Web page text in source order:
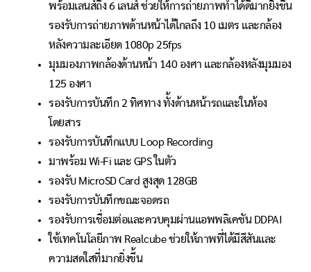
พร้อมเลนส์ถึง 6 เลนส์ ช่วยให้การถ่ายภาพทำได้ดีมากยิ่งขึ้น
รองรับการถ่ายภาพด้านหน้าได้ไกลถึง 10 เมตร และกล้อง
หลังความละเอียด 1080p 25fps
มุมมองภาพกล้องด้านหน้า 140 องศา และกล้องหลังมุมมอง
125 องศา
รองรับการบันทึก 2 ทิศทาง ทั้งด้านหน้ารถและในห้อง
โดยสาร
รองรับการบันทึกแบบ Loop Recording
มาพร้อม Wi-Fi และ GPS ในตัว
รองรับ MicroSD Card สูงสุด 128GB
รองรับการบันทึกขณะจอดรถ
รองรับการเชื่อมต่อและควบคุมผ่านแอพพลิเคชัน DDPAI
ใช้เทคโนโลยีภาพ Realcube ช่วยให้ภาพที่ได้มีสีสันและ
ความสดใสที่มากยิ่งขึ้น